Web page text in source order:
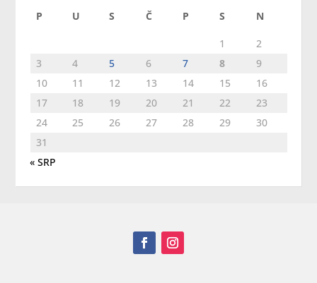
P U S Č P S N
1
2
3
4 5 6 7 8
9
10
11 12 13 14 15
16
17
18 19 20 21 22
23
24
25 26 27 28 29
30
31
« SRP